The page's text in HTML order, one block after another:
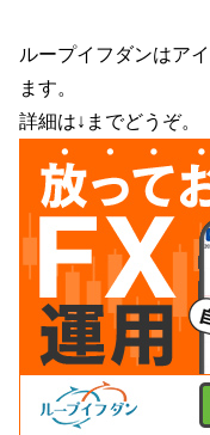
ループイフダンはア
ます。
詳細は↓までどうぞ。